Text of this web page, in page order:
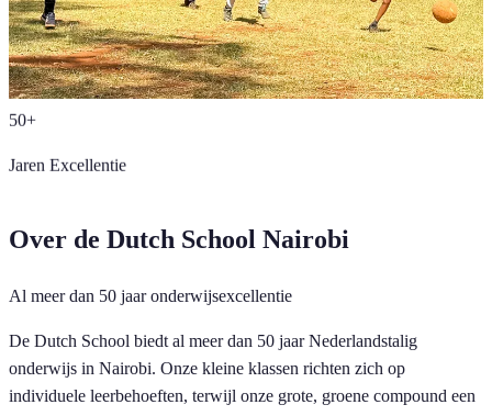
Over de Dutch School Nairobi
Al meer dan 50 jaar onderwijsexcellentie
De Dutch School biedt al meer dan 50 jaar Nederlandstalig
onderwijs in Nairobi. Onze kleine klassen richten zich op
individuele leerbehoeften, terwijl onze grote, groene compound een